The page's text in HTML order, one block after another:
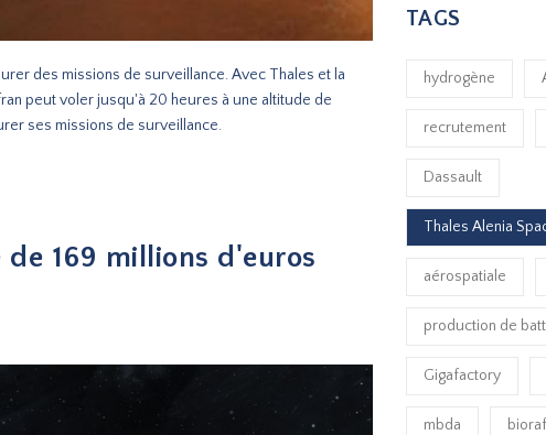
des missions de surveillance. Avec Thales et la
peut voler jusqu'à 20 heures à une altitude de
ses missions de surveillance.
169 millions d'euros
TAGS
hydrogène
recrutement
Dassault
Thales Alenia
aérospatiale
production de
Gigafactory
mbda